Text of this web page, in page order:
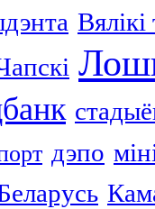
Вялікі
дэпо